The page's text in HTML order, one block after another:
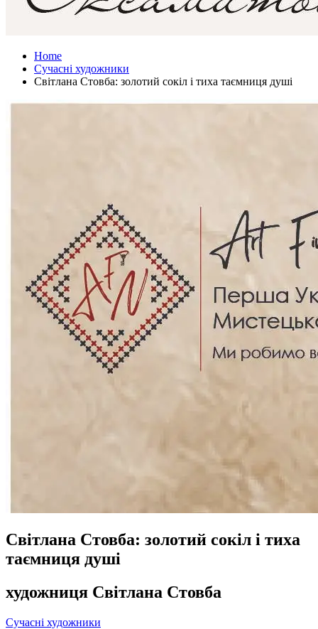
Home
Сучасні художники
Світлана Стовба: золотий сокіл і тиха таємниця душі
Світлана Стовба: золотий сокіл і тиха
таємниця душі
художниця Світлана Стовба
Сучасні художники